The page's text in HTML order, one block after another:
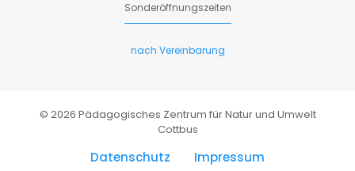
Sonderöffnungszeiten
nach Vereinbarung
© 2026 Pädagogisches Zentrum für Natur und Umwelt
Cottbus
Datenschutz Impressum